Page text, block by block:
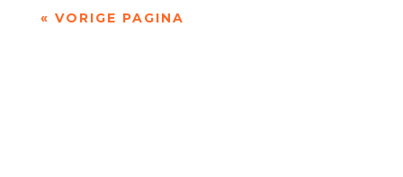
« VORIGE PAGINA